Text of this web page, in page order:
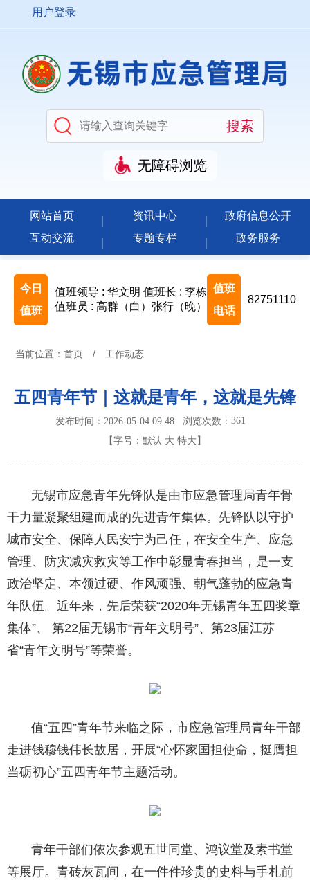
用户登录
无障碍浏览
网站首页 资讯中心
政府信息公开
互动交流
专题专栏 政务服务
今日
值班
值班领导 : 华文明 值班长 : 李栋
值班员 : 高群（白）张行（晚）
值班
电话
82751110
当前位置： 首页 / 工作动态
五四青年节｜这就是青年，这就是先锋
发布时间：2026-05-04 09:48 浏览次数： 361
【字号： 默认 大 特大 】
无锡市应急青年先锋队是由市应急管理局青年骨
干力量凝聚组建而成的先进青年集体。先锋队以守护
城市安全、保障人民安宁为己任，在安全生产、应急
管理、防灾减灾救灾等工作中彰显青春担当，是一支
政治坚定、本领过硬、作风顽强、朝气蓬勃的应急青
年队伍。近年来，先后荣获“2020年无锡青年五四奖章
集体”、 第22届无锡市“青年文明号”、第23届江苏
省“青年文明号”等荣誉。
值“五四”青年节来临之际，市应急管理局青年干部
走进钱穆钱伟长故居，开展“心怀家国担使命，挺膺担
当砺初心”五四青年节主题活动。
青年干部们依次参观五世同堂、鸿议堂及素书堂
等展厅。青砖灰瓦间，在一件件珍贵的史料与手札前